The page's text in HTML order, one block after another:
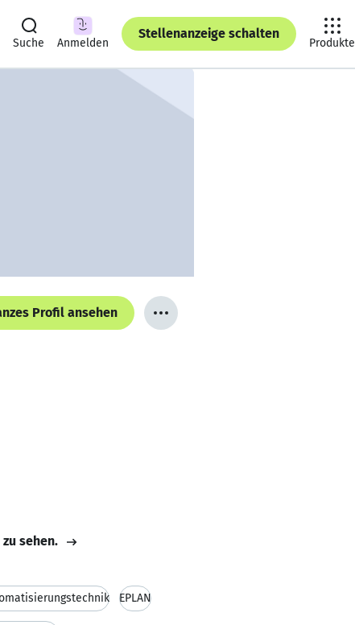
Suche Anmelden
Stellenanzeige schalten
Produkte
Profil ansehen
sehen.
EPLAN